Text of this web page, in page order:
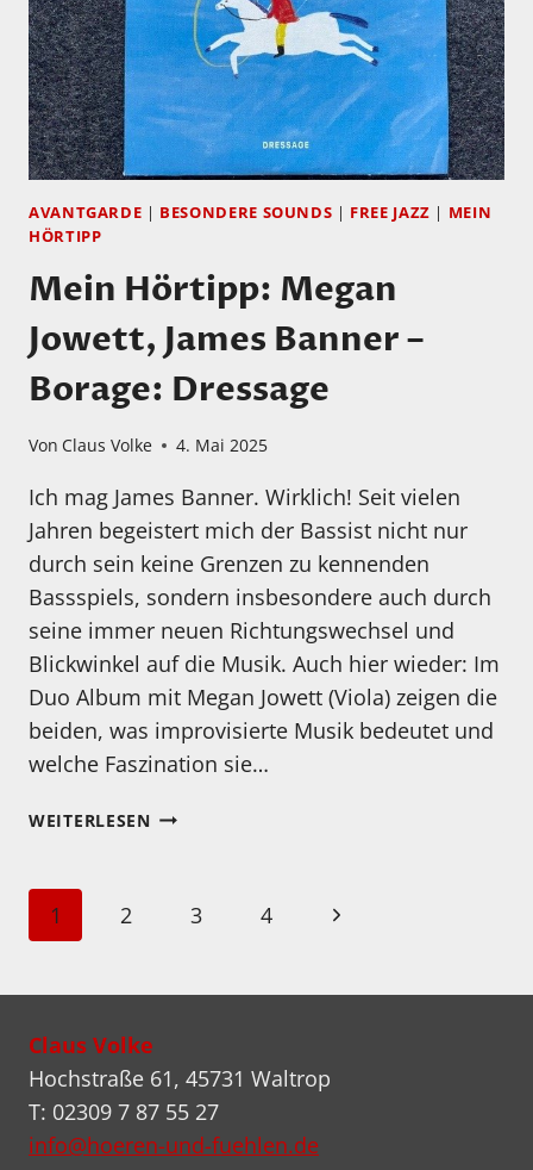
DELIVERANCE
AVANTGARDE | BESONDERE SOUNDS | FREE JAZZ | MEIN
HÖRTIPP
Mein Hörtipp: Megan
Jowett, James Banner –
Borage: Dressage
Von Claus Volke 4. Mai 2025
Ich mag James Banner. Wirklich! Seit vielen
Jahren begeistert mich der Bassist nicht nur
durch sein keine Grenzen zu kennenden
Bassspiels, sondern insbesondere auch durch
seine immer neuen Richtungswechsel und
Blickwinkel auf die Musik. Auch hier wieder: Im
Duo Album mit Megan Jowett (Viola) zeigen die
beiden, was improvisierte Musik bedeutet und
welche Faszination sie…
WEITERLESENMEIN
JAMES
Seitennavigation
1 2 3 4
Nächste
Claus Volke
Hochstraße 61, 45731 Waltrop
T: 02309 7 87 55 27
info@hoeren-und-fuehlen.de